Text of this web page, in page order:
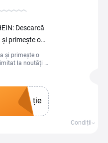
o opțiune populară pentru
garderoba cu cele mai
Descarcă
și primește o
30 %
și primește o
la noutăți și
ție
Condiții